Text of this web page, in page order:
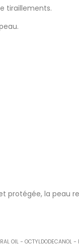
de
et confort à
protégée, la peau
− OCTYLDODECANOL